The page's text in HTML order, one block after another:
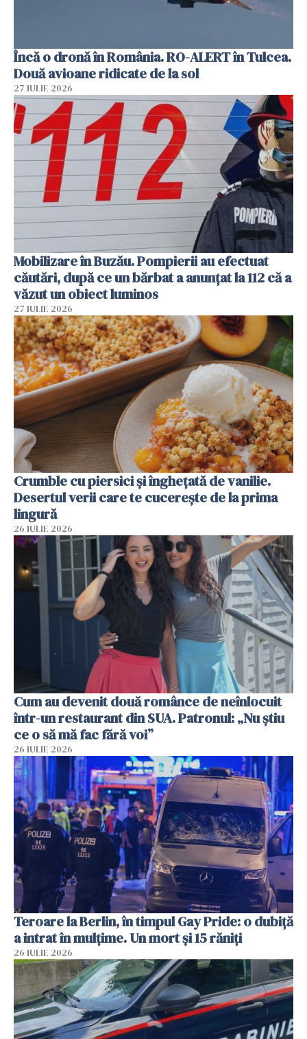
Încă o dronă în România. RO-ALERT în Tulcea.
Două avioane ridicate de la sol
27 IULIE 2026
Mobilizare în Buzău. Pompierii au efectuat
căutări, după ce un bărbat a anunțat la 112 că a
văzut un obiect luminos
27 IULIE 2026
Crumble cu piersici și înghețată de vanilie.
Desertul verii care te cucerește de la prima
lingură
26 IULIE 2026
Cum au devenit două românce de neînlocuit
într-un restaurant din SUA. Patronul: „Nu știu
ce o să mă fac fără voi”
26 IULIE 2026
Teroare la Berlin, în timpul Gay Pride: o dubiță
a intrat în mulțime. Un mort și 15 răniți
26 IULIE 2026